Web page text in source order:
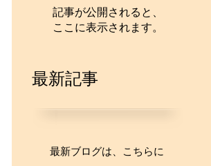
記事が公開されると、
ここに表示されます。
最新記事
最新ブログは、こちらに